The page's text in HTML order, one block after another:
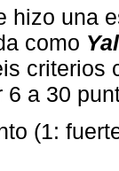
hizo una
como
criterios
6 a 30
(1: